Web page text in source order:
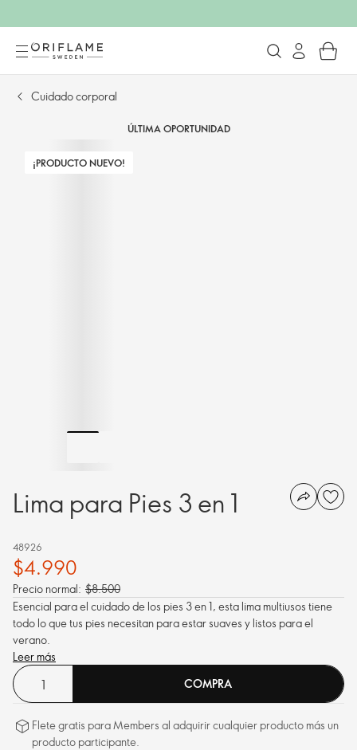
Cuidado corporal
ÚLTIMA OPORTUNIDAD
¡PRODUCTO NUEVO!
Lima para Pies 3 en 1
48926
$4.990
Precio normal: $8.500
Esencial para el cuidado de los pies 3 en 1, esta lima multiusos tiene
todo lo que tus pies necesitan para estar suaves y listos para el
verano.
Leer más
COMPRA
Flete gratis para Members al adquirir cualquier producto más un
producto participante.